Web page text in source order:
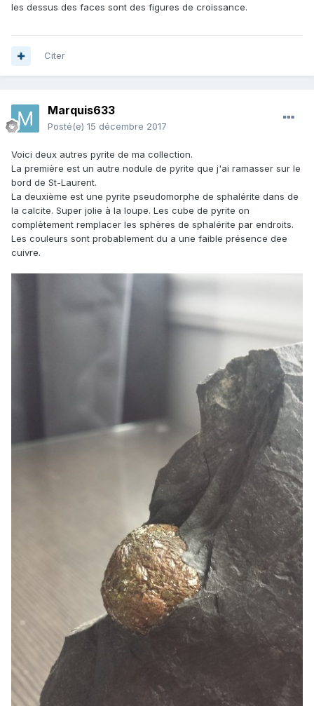
les dessus des faces sont des figures de croissance.
Citer
Marquis633
Posté(e) 15 décembre 2017
Voici deux autres pyrite de ma collection.
La première est un autre nodule de pyrite que j'ai ramasser sur le
bord de St-Laurent.
La deuxième est une pyrite pseudomorphe de sphalérite dans de
la calcite. Super jolie à la loupe. Les cube de pyrite on
complètement remplacer les sphères de sphalérite par endroits.
Les couleurs sont probablement du a une faible présence dee
cuivre.